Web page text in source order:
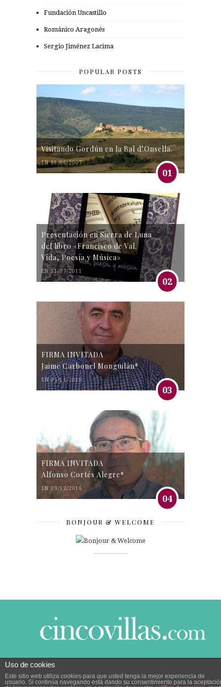
Fundación Uncastillo
Románico Aragonés
Sergio Jiménez Lacima
POPULAR POSTS
Visitando Gordún en la Bal d’Onsella.
EN 19/06/2007
01
Presentación en Sierra de Luna
del libro «Francisco de Val.
Vida, Poesía y Música»
EN 31/07/2011
02
FIRMA INVITADA
Jaime Carbonel Monguilán*
EN 05/11/2016
03
FIRMA INVITADA
Alfonso Cortés Alegre*
EN 03/12/2016
04
BONJOUR & WELCOME
© 2014 CINCO VILLAS CONTIGO DESDE EL AÑO
2005.POLÍTICA DE PRIVACIDAD| POLÍTICA DE
Uso de cookies
Este sitio web utiliza cookies para que usted tenga la mejor experiencia de
usuario. Si continúa navegando está dando su consentimiento para la